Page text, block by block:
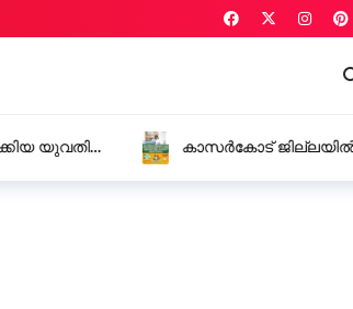
നാളെ വിദ്യാലയങ്ങൾക്ക് അവധിയില്ല,
സ്നേഹോപദേശം